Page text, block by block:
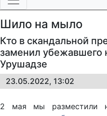
Шило на мыло
Кто в скандальной
заменил убежавшего
Урушадзе
23.05.2022, 13:02
2 мая мы разместили